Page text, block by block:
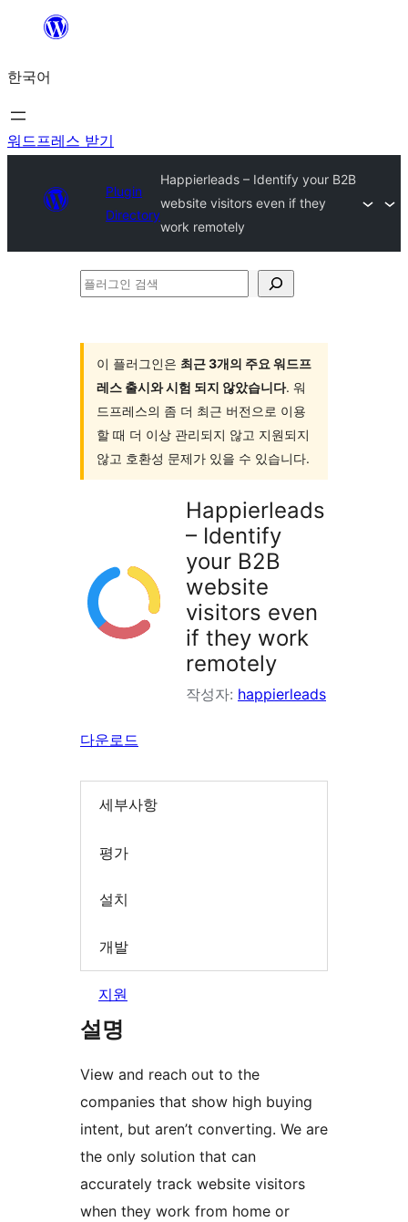
츠
로
바
한국어
워드프레스 받기
Plugin
Directory
Happierleads – Identify your B2B
website visitors even if they
work remotely
플
이 플러그인은 최근 3개의 주요 워드프
레스 출시와 시험 되지 않았습니다. 워
드프레스의 좀 더 최근 버전으로 이용
할 때 더 이상 관리되지 않고 지원되지
않고 호환성 문제가 있을 수 있습니다.
Happierleads
– Identify
your B2B
website
visitors even
if they work
remotely
작성자: happierleads
다운로드
세부사항
평가
설치
개발
지원
설명
View and reach out to the
companies that show high buying
intent, but aren’t converting. We are
the only solution that can
accurately track website visitors
when they work from home or